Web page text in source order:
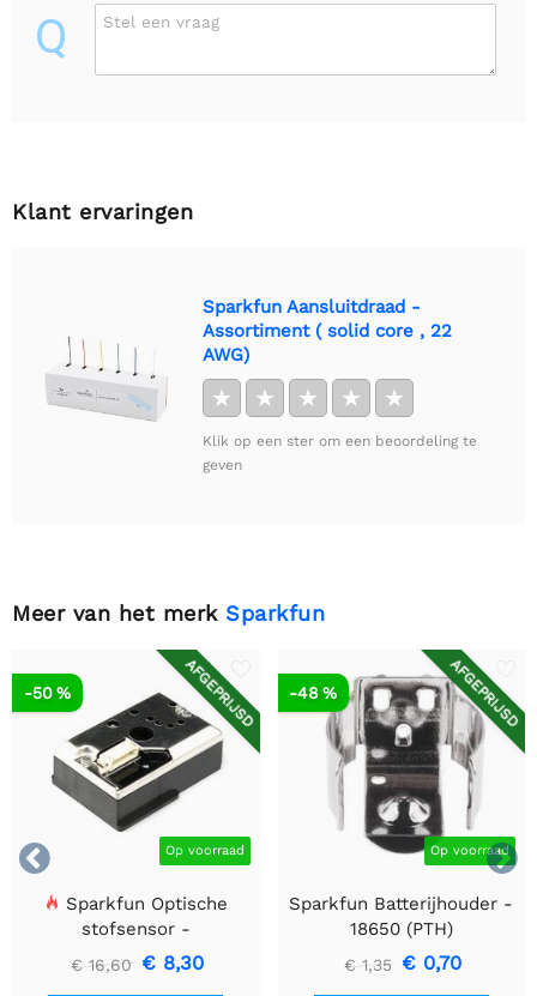
Q Stel een vraag
Klant ervaringen
Sparkfun Aansluitdraad -
Assortiment ( solid core , 22
AWG)
★ ★ ★ ★ ★
Klik op een ster om een beoordeling te
geven
Meer van het merk Sparkfun


AFGEPRIJSD
Op voorraad
-50 %
Sparkfun Optische
stofsensor -
GP2Y1010AU0F
€ 16,60 € 8,30
AFGEPRIJSD
Op voorraad
-48 %
Sparkfun Batterijhouder -
18650 (PTH)
€ 1,35 € 0,70